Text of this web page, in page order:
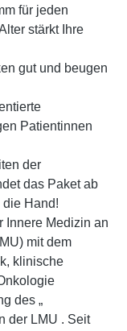
für jeden
stärkt Ihre
gut und beugen
Patientinnen
der
das Paket ab
die Hand!
Innere Medizin an
mit dem
klinische
des „
der LMU . Seit